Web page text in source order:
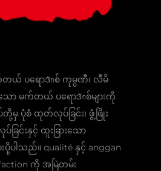
ယ် ပရောဒักစ် ကုမ္ပဏီ၊ လီမိ
မက်တယ် ပရောဒักစ်များကို
တို့မှ ပုံစံ ထုတ်လုပ်ခြင်း၊ ဖွံ့ဖြိုး
ြင်းနှင့် ထူးခြားသော
ပို့ပါသည်။ qualité နှင့် anggan
ကို အမြဲတမ်း